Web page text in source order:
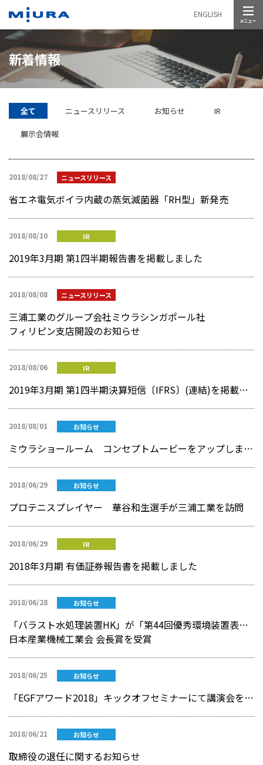
ENGLISH
新着情報
全て ニュースリリース お知らせ IR
展示会情報
2018/08/27 ニュースリリース
省エネ電気ボイラ内蔵の蒸気滅菌器「RH型」新発売
2018/08/10 IR
2019年3月期 第1四半期報告書を掲載しました
2018/08/08 ニュースリリース
三浦工業のグループ会社ミウラシンガポール社
フィリピン支店開設のお知らせ
2018/08/06 IR
2019年3月期 第1四半期決算短信〔IFRS〕(連結)を掲載しました
2018/08/01 お知らせ
ミウラショールーム コンセプトムービーをアップしました！
2018/06/29 お知らせ
プロテニスプレイヤー 華谷和生選手が三浦工業を訪問
2018/06/29 IR
2018年3月期 有価証券報告書を掲載しました
2018/06/28 お知らせ
「バラスト水処理装置HK」が「第44回優秀環境装置表彰」にて
日本産業機械工業会 会長賞を受賞
2018/06/25 お知らせ
「EGFアワード2018」キックオフセミナーにて講演会を開催！
2018/06/21 お知らせ
取締役の退任に関するお知らせ